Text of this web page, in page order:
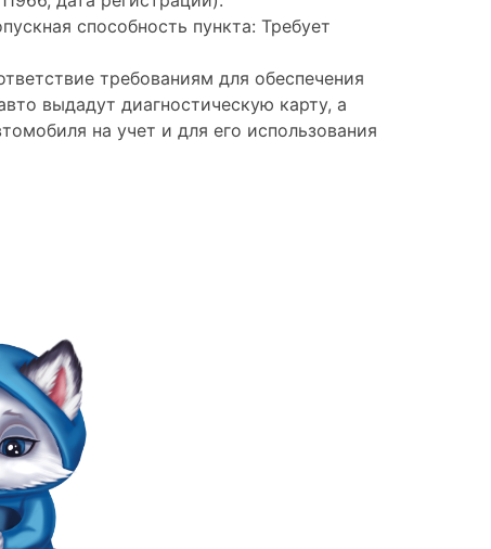
способность пункта: Требует
требованиям для обеспечения
выдадут диагностическую карту, а
на учет и для его использования